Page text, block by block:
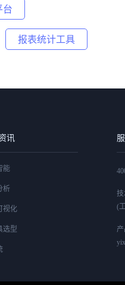
台
报表统计工具
讯
能
析
视化
选型
技
(